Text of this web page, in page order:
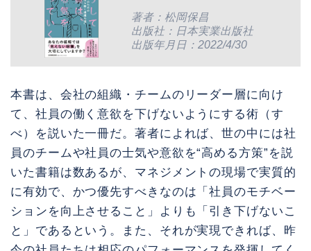
著者：松岡保昌
出版社：日本実業出版社
出版年月日：2022/4/30
本書は、会社の組織・チームのリーダー層に向け
て、社員の働く意欲を下げないようにする術（す
べ）を説いた一冊だ。著者によれば、世の中には社
員のチームや社員の士気や意欲を“高める方策”を説
いた書籍は数あるが、マネジメントの現場で実質的
に有効で、かつ優先すべきなのは「社員のモチベー
ションを向上させること」よりも「引き下げないこ
と」であるという。また、それが実現できれば、昨